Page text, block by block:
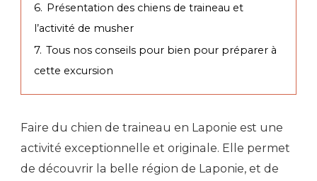
6. Présentation des chiens de traineau et
l’activité de musher
7. Tous nos conseils pour bien pour préparer à
cette excursion
Faire du chien de traineau en Laponie est une
activité exceptionnelle et originale. Elle permet
de découvrir la belle région de Laponie, et de